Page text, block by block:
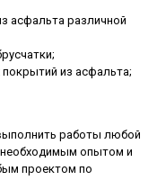
асфальта различной
из асфальта;
работы любой
опытом и
проектом по